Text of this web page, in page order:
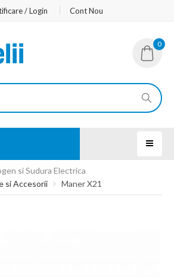
/ Login Cont Nou
0
si Sudura Electrica
si Accesorii
Maner X21